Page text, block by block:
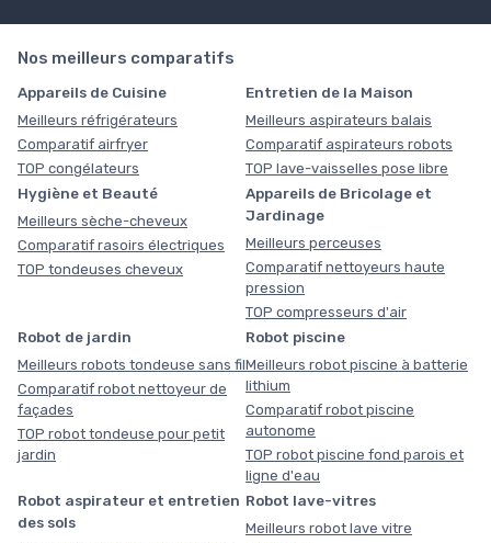
Nos meilleurs comparatifs
Appareils de Cuisine
Meilleurs réfrigérateurs
Comparatif airfryer
TOP congélateurs
Entretien de la Maison
Meilleurs aspirateurs balais
Comparatif aspirateurs robots
TOP lave-vaisselles pose libre
Hygiène et Beauté
Meilleurs sèche-cheveux
Comparatif rasoirs électriques
TOP tondeuses cheveux
Appareils de Bricolage et
Jardinage
Meilleurs perceuses
Comparatif nettoyeurs haute
pression
TOP compresseurs d'air
Robot de jardin
Meilleurs robots tondeuse sans fil
Comparatif robot nettoyeur de
façades
TOP robot tondeuse pour petit
jardin
Robot piscine
Meilleurs robot piscine à batterie
lithium
Comparatif robot piscine
autonome
TOP robot piscine fond parois et
ligne d'eau
Robot aspirateur et entretien
des sols
Robot lave-vitres
Meilleurs robot lave vitre